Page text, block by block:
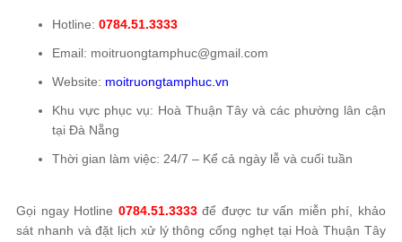
Hotline: 0784.51.3333
Email: moitruongtamphuc@gmail.com
Website: moitruongtamphuc.vn
Khu vực phục vụ: Hoà Thuận Tây và các phường lân cận
tại Đà Nẵng
Thời gian làm việc: 24/7 – Kể cả ngày lễ và cuối tuần
Gọi ngay Hotline 0784.51.3333để được tư vấn miễn phí, khảo
sát nhanh và đặt lịch xử lý thông cống nghẹt tại Hoà Thuận Tây